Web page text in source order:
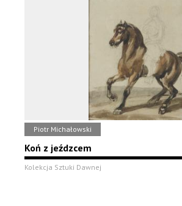
Piotr Michałowski
Koń z jeźdzcem
Kolekcja Sztuki Dawnej